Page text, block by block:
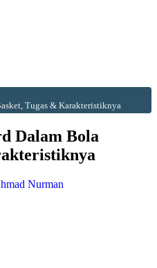
Tugas & Karakteristiknya
Dalam Bola
Nurman